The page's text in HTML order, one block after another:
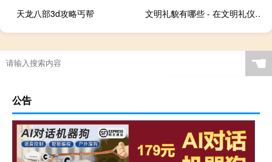
天龙八部3d攻略丐帮
文明礼貌有哪些 - 在文明礼仪方面
☚
公告